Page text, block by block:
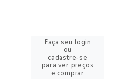
Faça seu login
ou
cadastre-se
para ver preços
e comprar